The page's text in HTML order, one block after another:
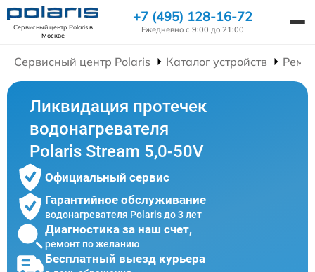
Сервисный центр Polarisв
Москве
+7 (495) 128-16-72
Ежедневно с 9:00 до 21:00
Сервисный центр Polaris Каталог устройств
Ликвидация протечек
водонагревателя
Polaris Stream 5,0-50V
Официальный сервис
Гарантийное обслуживание
водонагревателя Polaris до 3 лет
Диагностика за наш счет,
ремонт по желанию
Бесплатный выезд курьера